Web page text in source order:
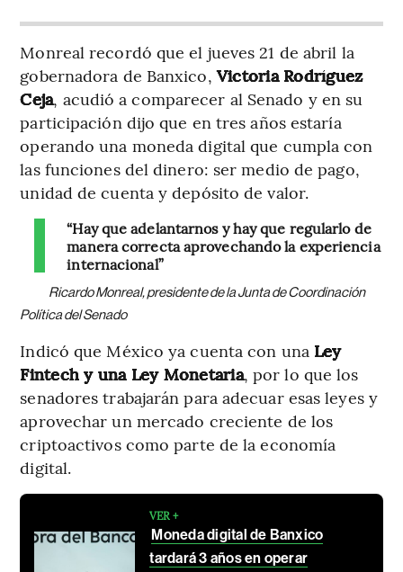
Monreal recordó que el jueves 21 de abril la
gobernadora de Banxico, Victoria Rodríguez
Ceja, acudió a comparecer al Senado y en su
participación dijo que en tres años estaría
operando una moneda digital que cumpla con
las funciones del dinero: ser medio de pago,
unidad de cuenta y depósito de valor.
“Hay que adelantarnos y hay que regularlo de
manera correcta aprovechando la experiencia
internacional”
Ricardo Monreal, presidente de la Junta de Coordinación
Política del Senado
Indicó que México ya cuenta con una Ley
Fintech y una Ley Monetaria, por lo que los
senadores trabajarán para adecuar esas leyes y
aprovechar un mercado creciente de los
criptoactivos como parte de la economía
digital.
VER +
Moneda digital de Banxico
tardará 3 años en operar